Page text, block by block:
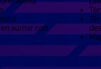
sumar con